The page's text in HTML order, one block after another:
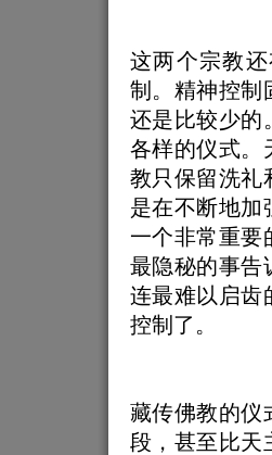
这两个宗教
制。精神控制
还是比较少的
各样的仪式。
教只保留洗礼
是在不断地加
一个非常重要
最隐秘的事告
连最难以启齿
控制了。
藏传佛教的仪
段，甚至比天